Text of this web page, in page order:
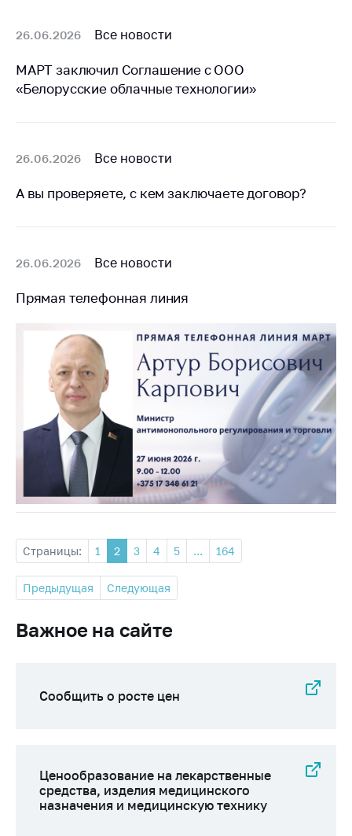
26.06.2026 Все новости
МАРТ заключил Соглашение с ООО
«Белорусские облачные технологии»
26.06.2026 Все новости
А вы проверяете, с кем заключаете договор?
26.06.2026 Все новости
Прямая телефонная линия
Страницы: 1 2 3 4 5 ... 164
Предыдущая Следующая
Важное на сайте
Сообщить о росте цен
Ценообразование на лекарственные
средства, изделия медицинского
назначения и медицинскую технику